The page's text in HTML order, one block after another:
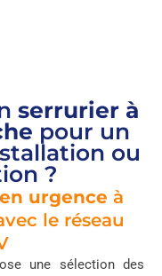
serrurier à
pour un
ou
?
urgence à
le réseau
une sélection des